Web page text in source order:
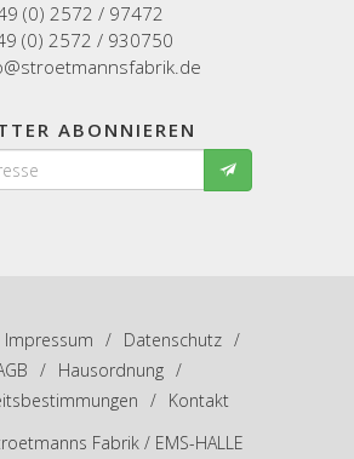
(0) 2572 / 97472
(0) 2572 / 930750
ABONNIEREN
Impressum / Datenschutz /
/ Hausordnung /
/ Kontakt
Fabrik / EMS-HALLE